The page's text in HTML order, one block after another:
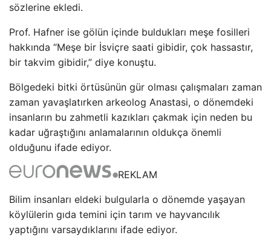
sözlerine ekledi.
Prof. Hafner ise gölün içinde buldukları meşe fosilleri
hakkında “Meşe bir İsviçre saati gibidir, çok hassastır,
bir takvim gibidir,” diye konuştu.
Bölgedeki bitki örtüsünün gür olması çalışmaları zaman
zaman yavaşlatırken arkeolog Anastasi, o dönemdeki
insanların bu zahmetli kazıkları çakmak için neden bu
kadar uğraştığını anlamalarının oldukça önemli
olduğunu ifade ediyor.
REKLAM
Bilim insanları eldeki bulgularla o dönemde yaşayan
köylülerin gıda temini için tarım ve hayvancılık
yaptığını varsaydıklarını ifade ediyor.